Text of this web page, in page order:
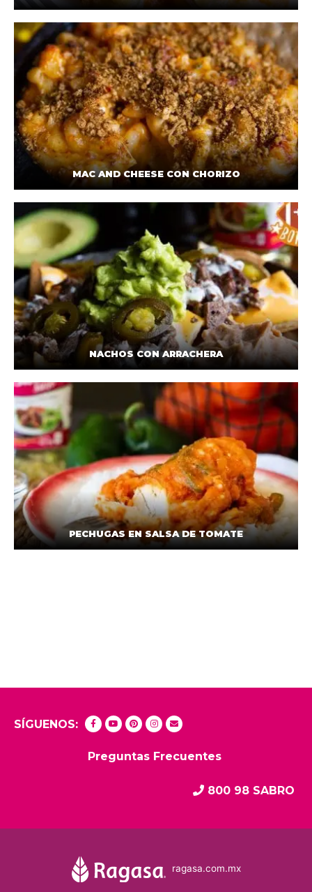
MAC AND CHEESE CON CHORIZO
NACHOS CON ARRACHERA
PECHUGAS EN SALSA DE TOMATE
SÍGUENOS:
Preguntas Frecuentes
800 98 SABRO
ragasa.com.mx